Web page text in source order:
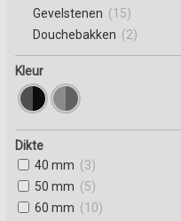
Gevelstenen (15)
Douchebakken (2)
Kleur
Dikte
40 mm (3)
50 mm (5)
60 mm (10)